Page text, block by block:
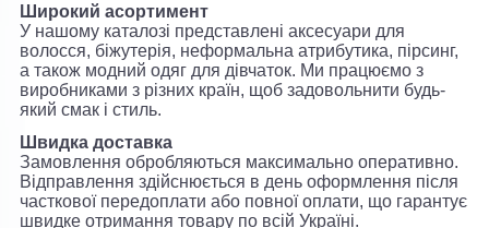
Широкий асортимент
У нашому каталозі представлені аксесуари для
волосся, біжутерія, неформальна атрибутика, пірсинг,
а також модний одяг для дівчаток. Ми працюємо з
виробниками з різних країн, щоб задовольнити будь-
який смак і стиль.
Швидка доставка
Замовлення обробляються максимально оперативно.
Відправлення здійснюється в день оформлення після
часткової передоплати або повної оплати, що гарантує
швидке отримання товару по всій Україні.